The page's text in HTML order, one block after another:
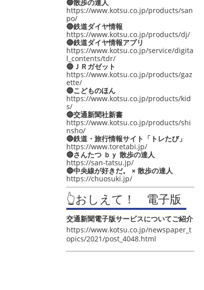
🔵散歩の達人
https://www.kotsu.co.jp/products/san
po/
🔵鉄道ダイヤ情報
https://www.kotsu.co.jp/products/dj/
🔵鉄道ダイヤ情報アプリ
https://www.kotsu.co.jp/service/digita
l_contents/tdr/
🔵ＪＲガゼット
https://www.kotsu.co.jp/products/gaz
ette/
🔵こどものほん
https://www.kotsu.co.jp/products/kid
s/
🔵交通新聞社新書
https://www.kotsu.co.jp/products/shi
nsho/
🔵鉄道・旅行情報サイト「トレたび」
https://www.toretabi.jp/
🔵さんたつ ｂｙ 散歩の達人
https://san-tatsu.jp/
🔵中央線が好きだ。 × 散歩の達人
https://chuosuki.jp/
👆おしえて！ 電子版
交通新聞電子版サービスについてご紹介
https://www.kotsu.co.jp/newspaper_t
opics/2021/post_4048.html